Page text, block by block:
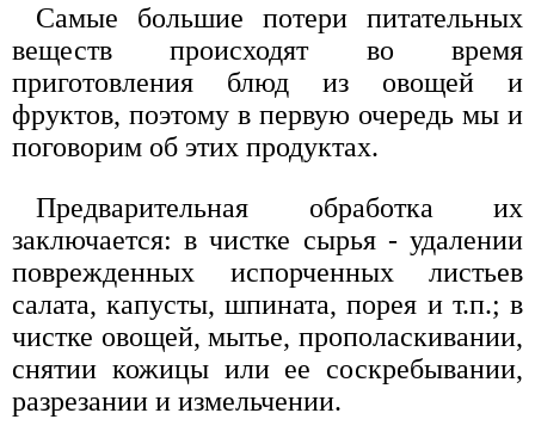
Самые большие потери питательных
веществ происходят во время
приготовления блюд из овощей и
фруктов, поэтому в первую очередь мы и
поговорим об этих продуктах.
Предварительная обработка их
заключается: в чистке сырья - удалении
поврежденных испорченных листьев
салата, капусты, шпината, порея и т.п.; в
чистке овощей, мытье, прополаскивании,
снятии кожицы или ее соскребывании,
разрезании и измельчении.